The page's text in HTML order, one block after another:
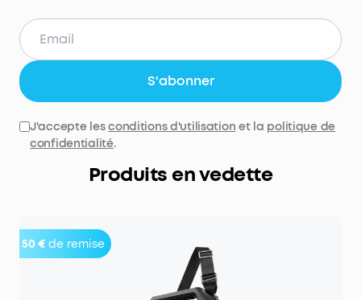
S'abonner
J'accepte lesconditions d'utilisation et la politique de
confidentialité.
Produits en vedette
50 € de remise